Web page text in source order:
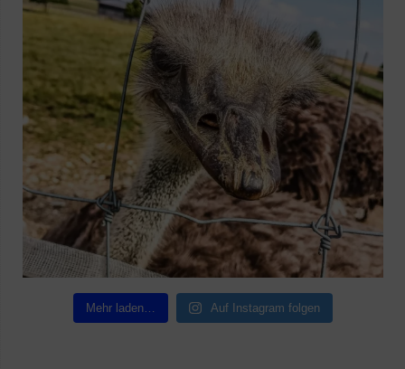
Mehr laden… Auf Instagram folgen